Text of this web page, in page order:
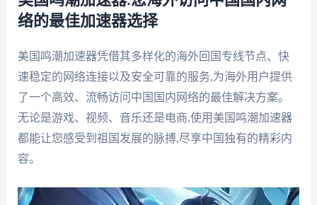
络的最佳加速器选择
美国鸣潮加速器凭借其多样化的海外回国专线节点、快
速稳定的网络连接以及安全可靠的服务,为海外用户提供
了一个高效、流畅访问中国国内网络的最佳解决方案。
无论是游戏、视频、音乐还是电商,使用美国鸣潮加速器
都能让您感受到祖国发展的脉搏,尽享中国独有的精彩内
容。